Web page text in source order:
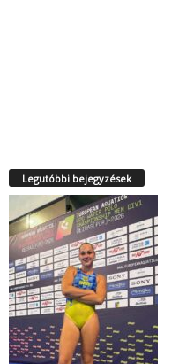
Legutóbbi bejegyzések